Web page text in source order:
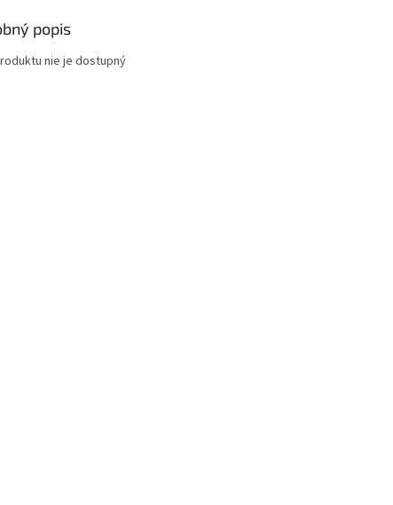
popis
nie je dostupný